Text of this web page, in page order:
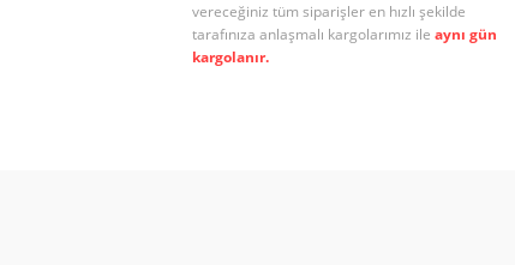
vereceğiniz tüm siparişler en hızlı şekilde
tarafınıza anlaşmalı kargolarımız ile aynı gün
kargolanır.